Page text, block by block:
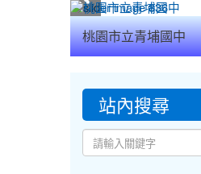
桃園市立青埔國中
::: 站內搜尋